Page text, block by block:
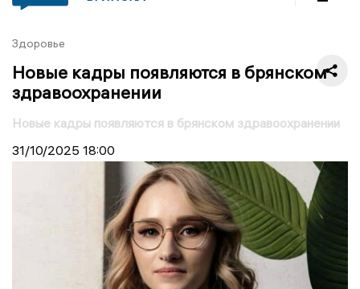
Здоровье
Новые кадры появляются в брянском
здравоохранении
Новые кадры появляются в брянском здравоохранении
31/10/2025 18:00